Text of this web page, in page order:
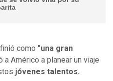
como "una gran
a Américo a planear un viaje
jóvenes talentos.